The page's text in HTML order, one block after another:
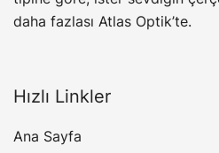
daha fazlası Atlas Optik’te.
Hızlı Linkler
Ana Sayfa